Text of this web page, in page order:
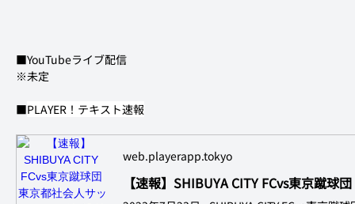
■YouTubeライブ配信
※未定
■PLAYER！テキスト速報
web.playerapp.tokyo